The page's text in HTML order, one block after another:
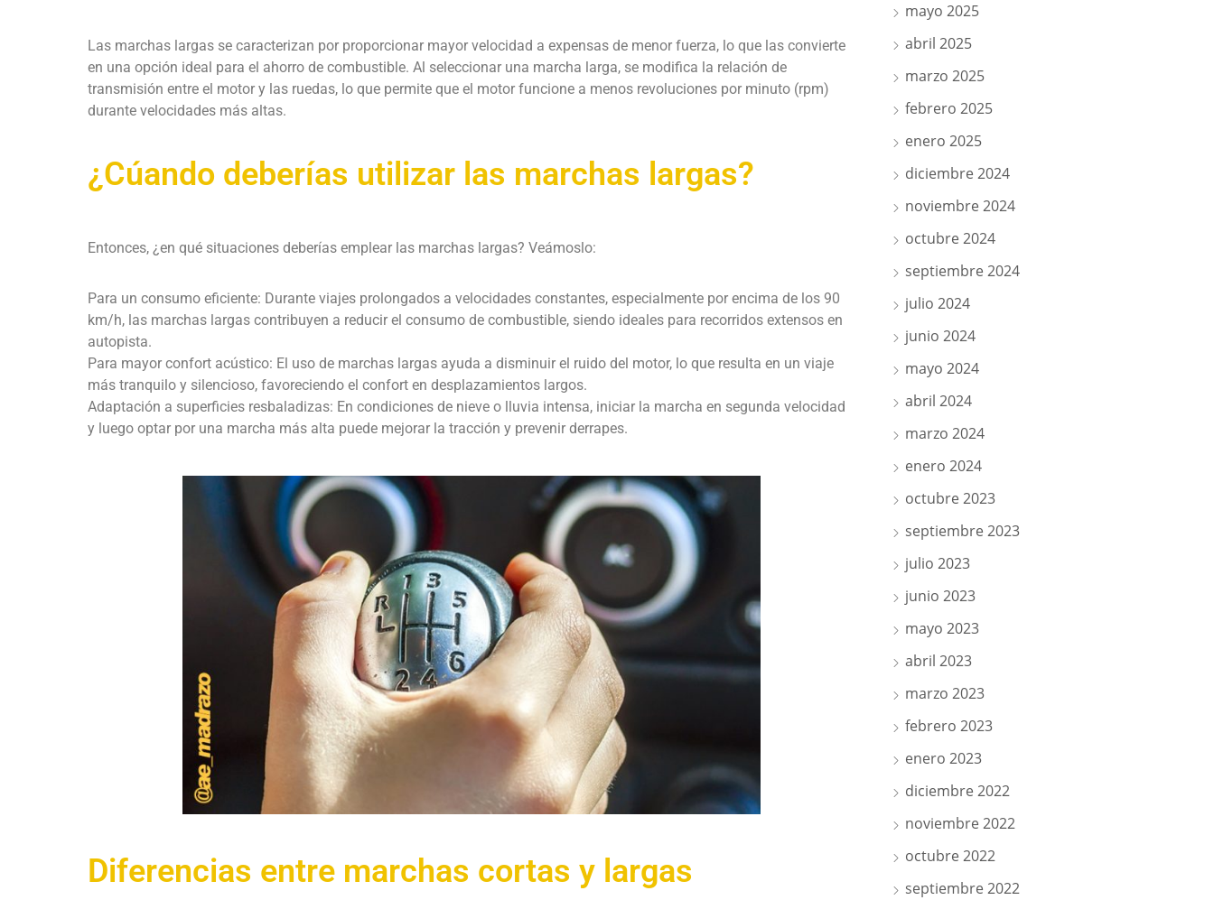
Las marchas largas se caracterizan por proporcionar mayor velocidad a expensas de menor fuerza, lo que las convierte
en una opción ideal para el ahorro de combustible. Al seleccionar una marcha larga, se modifica la relación de
transmisión entre el motor y las ruedas, lo que permite que el motor funcione a menos revoluciones por minuto (rpm)
durante velocidades más altas.
¿Cúando deberías utilizar las marchas largas?
Entonces, ¿en qué situaciones deberías emplear las marchas largas? Veámoslo:
Para un consumo eficiente: Durante viajes prolongados a velocidades constantes, especialmente por encima de los 90
km/h, las marchas largas contribuyen a reducir el consumo de combustible, siendo ideales para recorridos extensos en
autopista.
Para mayor confort acústico: El uso de marchas largas ayuda a disminuir el ruido del motor, lo que resulta en un viaje
más tranquilo y silencioso, favoreciendo el confort en desplazamientos largos.
Adaptación a superficies resbaladizas: En condiciones de nieve o lluvia intensa, iniciar la marcha en segunda velocidad
y luego optar por una marcha más alta puede mejorar la tracción y prevenir derrapes.
Diferencias entre marchas cortas y largas
mayo 2025
abril 2025
marzo 2025
febrero 2025
enero 2025
diciembre 2024
noviembre 2024
octubre 2024
septiembre 2024
julio 2024
junio 2024
mayo 2024
abril 2024
marzo 2024
enero 2024
octubre 2023
septiembre 2023
julio 2023
junio 2023
mayo 2023
abril 2023
marzo 2023
febrero 2023
enero 2023
diciembre 2022
noviembre 2022
octubre 2022
septiembre 2022